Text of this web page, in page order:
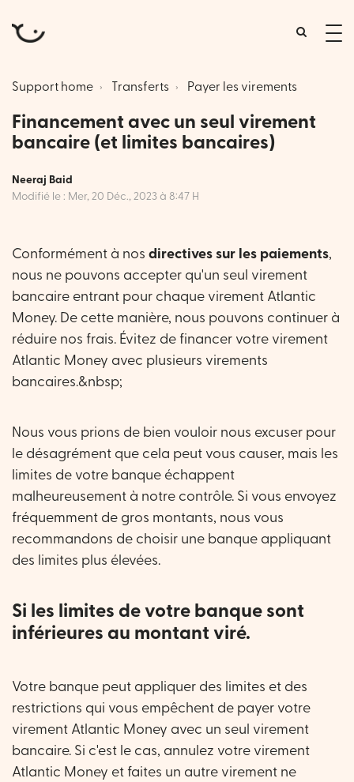
Support home Transferts Payer les virements
Financement avec un seul virement
bancaire (et limites bancaires)
Neeraj Baid
Modifié le : Mer, 20 Déc., 2023 à 8:47 H
Conformément à nos directives sur les paiements,
nous ne pouvons accepter qu'un seul virement
bancaire entrant pour chaque virement Atlantic
Money. De cette manière, nous pouvons continuer à
réduire nos frais. Évitez de financer votre virement
Atlantic Money avec plusieurs virements
bancaires.&nbsp;
Nous vous prions de bien vouloir nous excuser pour
le désagrément que cela peut vous causer, mais les
limites de votre banque échappent
malheureusement à notre contrôle. Si vous envoyez
fréquemment de gros montants, nous vous
recommandons de choisir une banque appliquant
des limites plus élevées.
Si les limites de votre banque sont
inférieures au montant viré.
Votre banque peut appliquer des limites et des
restrictions qui vous empêchent de payer votre
virement Atlantic Money avec un seul virement
bancaire. Si c'est le cas, annulez votre virement
Atlantic Money et faites un autre virement ne